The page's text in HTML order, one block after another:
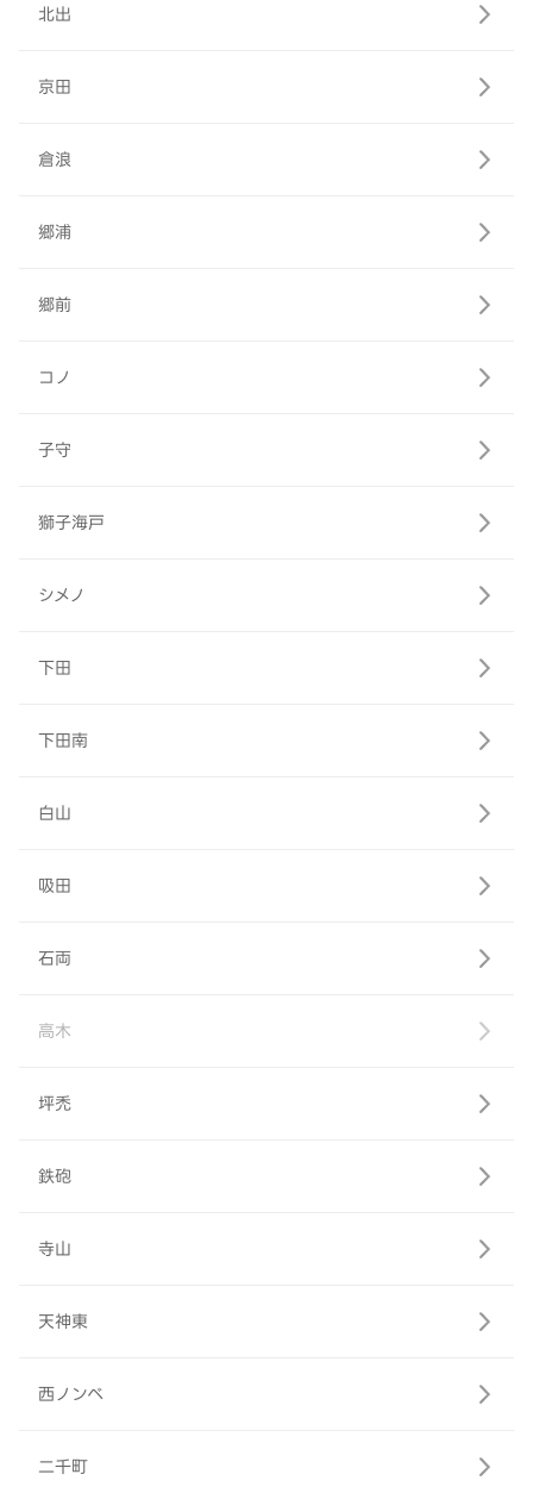
北出
京田
倉浪
郷浦
郷前
コノ
子守
獅子海戸
シメノ
下田
下田南
白山
吸田
石両
高木
坪禿
鉄砲
寺山
天神東
西ノンベ
二千町